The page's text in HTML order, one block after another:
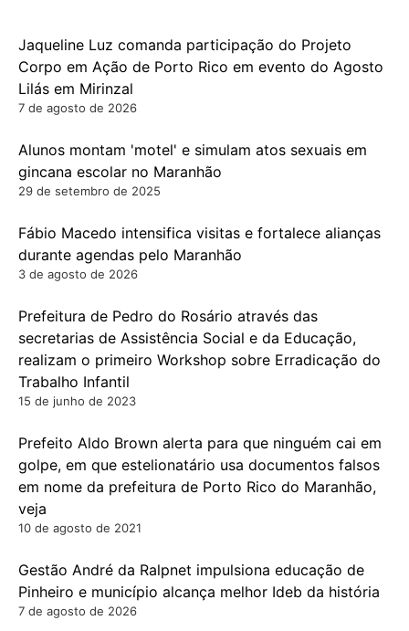
Jaqueline Luz comanda participação do Projeto
Corpo em Ação de Porto Rico em evento do Agosto
Lilás em Mirinzal
7 de agosto de 2026
Alunos montam 'motel' e simulam atos sexuais em
gincana escolar no Maranhão
29 de setembro de 2025
Fábio Macedo intensifica visitas e fortalece alianças
durante agendas pelo Maranhão
3 de agosto de 2026
Prefeitura de Pedro do Rosário através das
secretarias de Assistência Social e da Educação,
realizam o primeiro Workshop sobre Erradicação do
Trabalho Infantil
15 de junho de 2023
Prefeito Aldo Brown alerta para que ninguém cai em
golpe, em que estelionatário usa documentos falsos
em nome da prefeitura de Porto Rico do Maranhão,
veja
10 de agosto de 2021
Gestão André da Ralpnet impulsiona educação de
Pinheiro e município alcança melhor Ideb da história
7 de agosto de 2026